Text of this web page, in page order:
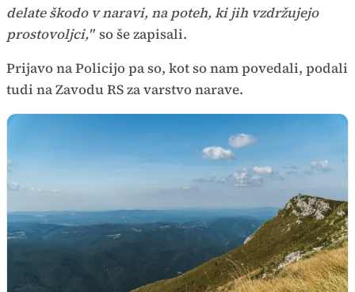
delate škodo v naravi, na poteh, ki jih vzdržujejo
prostovoljci," so še zapisali.
Prijavo na Policijo pa so, kot so nam povedali, podali
tudi na Zavodu RS za varstvo narave.